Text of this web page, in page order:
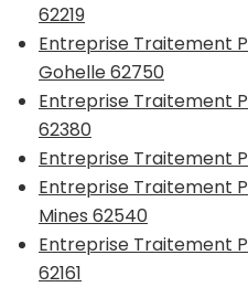
62219
Entreprise Traitement
Gohelle 62750
Entreprise Traitement
62380
Entreprise Traitement
Entreprise Traitement
Mines 62540
Entreprise Traitement
62161